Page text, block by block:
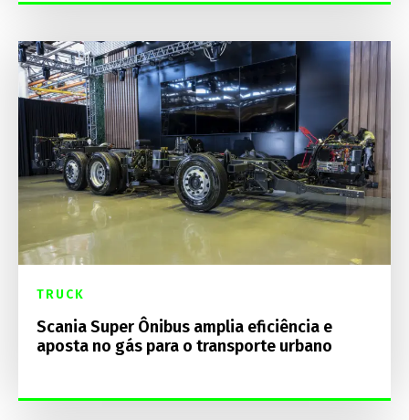
TRUCK
Scania Super Ônibus amplia eficiência e
aposta no gás para o transporte urbano